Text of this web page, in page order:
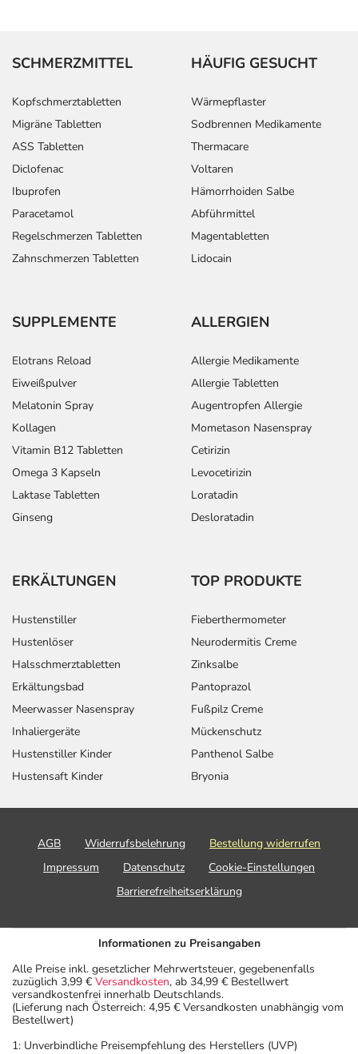
SCHMERZMITTEL
Kopfschmerztabletten
Migräne Tabletten
ASS Tabletten
Diclofenac
Ibuprofen
Paracetamol
Regelschmerzen Tabletten
Zahnschmerzen Tabletten
HÄUFIG GESUCHT
Wärmepflaster
Sodbrennen Medikamente
Thermacare
Voltaren
Hämorrhoiden Salbe
Abführmittel
Magentabletten
Lidocain
SUPPLEMENTE
Elotrans Reload
Eiweißpulver
Melatonin Spray
Kollagen
Vitamin B12 Tabletten
Omega 3 Kapseln
Laktase Tabletten
Ginseng
ALLERGIEN
Allergie Medikamente
Allergie Tabletten
Augentropfen Allergie
Mometason Nasenspray
Cetirizin
Levocetirizin
Loratadin
Desloratadin
ERKÄLTUNGEN
Hustenstiller
Hustenlöser
Halsschmerztabletten
Erkältungsbad
Meerwasser Nasenspray
Inhaliergeräte
Hustenstiller Kinder
Hustensaft Kinder
TOP PRODUKTE
Fieberthermometer
Neurodermitis Creme
Zinksalbe
Pantoprazol
Fußpilz Creme
Mückenschutz
Panthenol Salbe
Bryonia
AGB Widerrufsbelehrung
Bestellung widerrufen
Impressum
Datenschutz
Cookie-Einstellungen
Barrierefreiheitserklärung
Informationen zu Preisangaben
Alle Preise inkl. gesetzlicher Mehrwertsteuer, gegebenenfalls
zuzüglich 3,99 € Versandkosten, ab 34,99 € Bestellwert
versandkostenfrei innerhalb Deutschlands.
(Lieferung nach Österreich: 4,95 € Versandkosten unabhängig vom
Bestellwert)
1: Unverbindliche Preisempfehlung des Herstellers (UVP)